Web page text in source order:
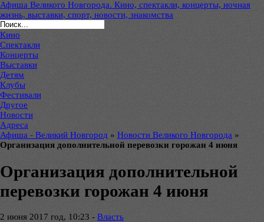
Афиша Великого Новгорода. Кино, спектакли, концерты, ночная
жизнь, выставки, спорт, новости, знакомства
Кино
Спектакли
Концерты
Выставки
Детям
Клубы
Фестивали
Другое
Новости
Адреса
Афиша - Великий Новгород » Новости Великого Новгорода »
Организация дополнительной перевозки горожан 4 июня
Организация дополнительной
перевозки горожан 4 июня
2 июня 2017 год, 10:23 - Власть